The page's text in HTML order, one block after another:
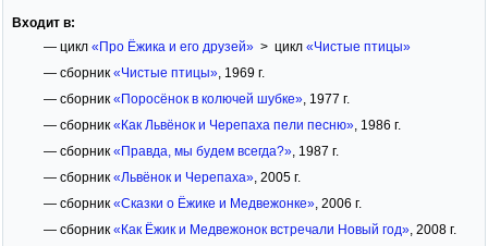
Входит в:
— цикл «Про Ёжика и его друзей»> цикл «Чистые птицы»
— сборник «Чистые птицы», 1969 г.
— сборник «Поросёнок в колючей шубке», 1977 г.
— сборник «Как Львёнок и Черепаха пели песню», 1986 г.
— сборник «Правда, мы будем всегда?», 1987 г.
— сборник «Львёнок и Черепаха», 2005 г.
— сборник «Сказки о Ёжике и Медвежонке», 2006 г.
— сборник «Как Ёжик и Медвежонок встречали Новый год», 2008 г.